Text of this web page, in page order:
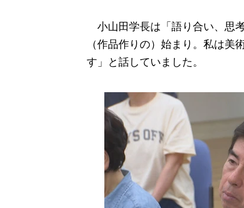
小山田学長は「語り合い、思
（作品作りの）始まり。私は美
す」と話していました。